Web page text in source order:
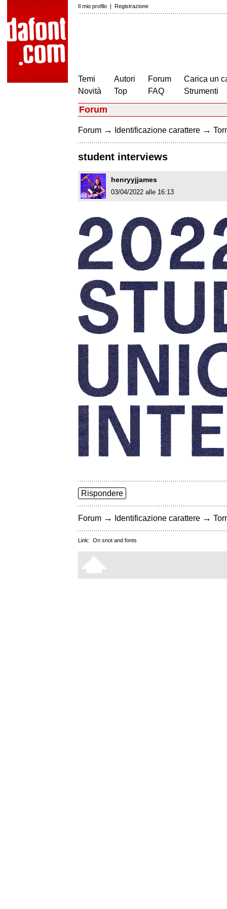
Il mio profilo | Registrazione
Temi
Novità
Autori
Top
Forum
FAQ
Carica un
Strumenti
Forum
Forum → Identificazione carattere →
student interviews
henryyjjames
03/04/2022 alle 16:13
Rispondere
Forum → Identificazione carattere →
Link: On snot and fonts